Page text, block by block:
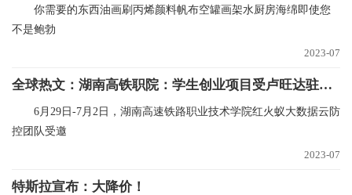
你需要的东西油画刷丙烯颜料帆布空罐画架水厨房海绵即使您
不是鲍勃
2023-07
全球热文：湖南高铁职院：学生创业项目受卢旺达驻华大使点赞
6月29日-7月2日，湖南高速铁路职业技术学院红火蚁大数据云防
控团队受邀
2023-07
特斯拉宣布：大降价！